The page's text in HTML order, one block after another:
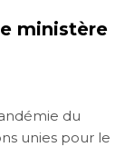
ministère
du
unies pour le